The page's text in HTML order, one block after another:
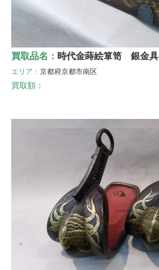
買取品名： 時代金蒔絵箪笥 銀金具
エリア：京都府京都市南区
買取額：